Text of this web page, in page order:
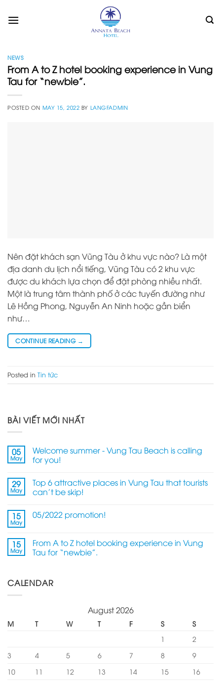
NEWS
From A to Z hotel booking experience in Vung
Tau for “newbie”.
POSTED ON MAY 15, 2022 BY LANGFADMIN
Nên đặt khách sạn Vũng Tàu ở khu vực nào? Là một
địa danh du lịch nổi tiếng, Vũng Tàu có 2 khu vực
được du khách lựa chọn để đặt phòng nhiều nhất.
Một là trung tâm thành phố ở các tuyến đường như
Lê Hồng Phong, Nguyễn An Ninh hoặc gần biển
như…
CONTINUE READING →
Posted in Tin tức
BÀI VIẾT MỚI NHẤT
05
May
Welcome summer - Vung Tau Beach is calling
for you!
29
May
Top 6 attractive places in Vung Tau that tourists
can't be skip!
15
May
05/2022 promotion!
15
May
From A to Z hotel booking experience in Vung
Tau for “newbie”.
CALENDAR
August 2026
M T W T F S
S
1
2
3
4 5 6 7 8
9
10
11 12 13 14 15
16